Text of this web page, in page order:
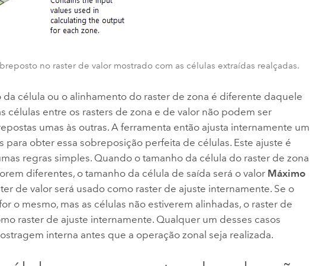
no raster de valor mostrado com as células extraídas realçadas.
da célula ou o alinhamento do raster de zona é diferente daquele
células entre os rasters de zona e de valor não podem ser
umas às outras. A ferramenta então ajusta internamente um
para obter essa sobreposição perfeita de células. Este ajuste é
regras simples. Quando o tamanho da célula do raster de zona
diferentes, o tamanho da célula de saída será o valor Máximo
de valor será usado como raster de ajuste internamente. Se o
o mesmo, mas as células não estiverem alinhadas, o raster de
raster de ajuste internamente. Qualquer um desses casos
interna antes que a operação zonal seja realizada.